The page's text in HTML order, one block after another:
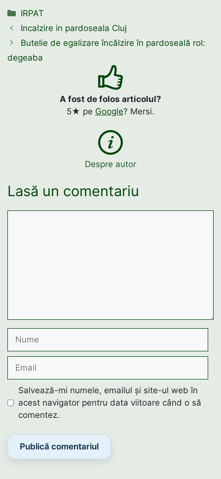
Categorii
IRPAT
Incalzire in pardoseala Cluj
Butelie de egalizare încălzire în pardoseală rol:
degeaba
A fost de folos articolul?
5★ pe Google? Mersi.
Despre autor
Lasă un comentariu
Nume
Email
Salvează-mi numele, emailul și site-ul web în
acest navigator pentru data viitoare când o să
comentez.